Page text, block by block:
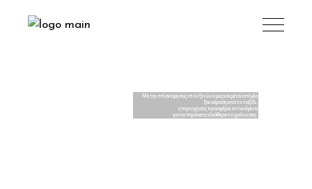
Με την επίσκεψη σας στον ξενώνα μας και μετά από μία
ξεκούραση από το ταξίδι,
η περιοχή σας προσφέρει αντικείμενα
για να περάσετε ελεύθερα το χρόνο σας.